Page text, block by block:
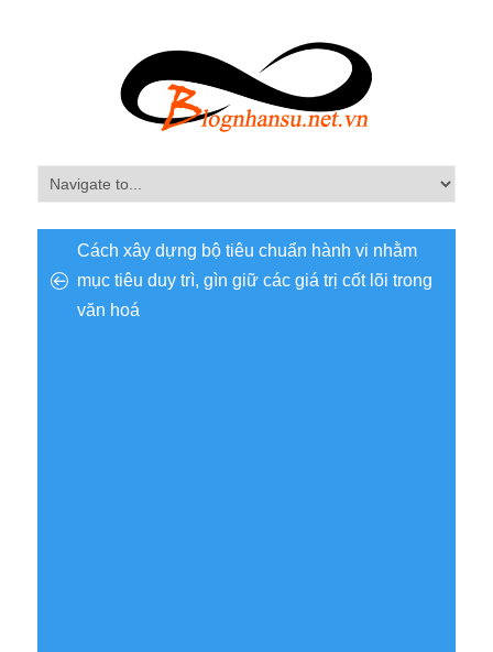
Cách xây dựng bộ tiêu chuẩn hành vi nhằm
mục tiêu duy trì, gìn giữ các giá trị cốt lõi trong
văn hoá